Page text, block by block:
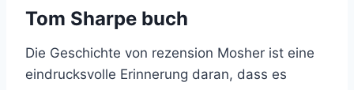
Tom Sharpe buch
Die Geschichte von rezension Mosher ist eine
eindrucksvolle Erinnerung daran, dass es